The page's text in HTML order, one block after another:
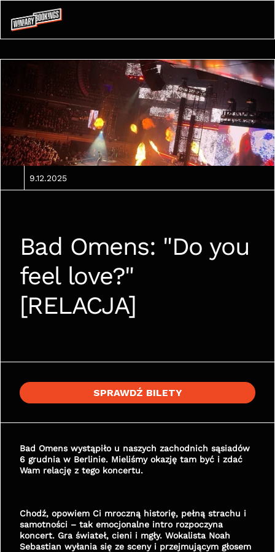
SPRAWDŹ BILETY
9.12.2025
Bad Omens: "Do you
feel love?"
[RELACJA]
Bad Omens wystąpiło u naszych zachodnich sąsiadów
6 grudnia w Berlinie. Mieliśmy okazję tam być i zdać
Wam relację z tego koncertu.
Chodź, opowiem Ci mroczną historię, pełną strachu i
samotności – tak emocjonalne intro rozpoczyna
koncert. Gra świateł, cieni i mgły. Wokalista Noah
Sebastian wyłania się ze sceny i przejmującym głosem